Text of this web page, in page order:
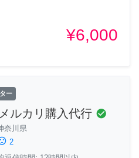
¥6,000
ー
ルカリ購入代行 check_circle
奈川県
2